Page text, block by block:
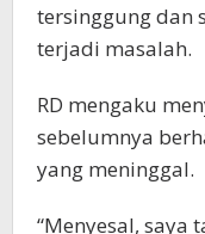
tersinggung dan
terjadi masalah.
RD mengaku
sebelumnya
yang meninggal.
“Menyesal,